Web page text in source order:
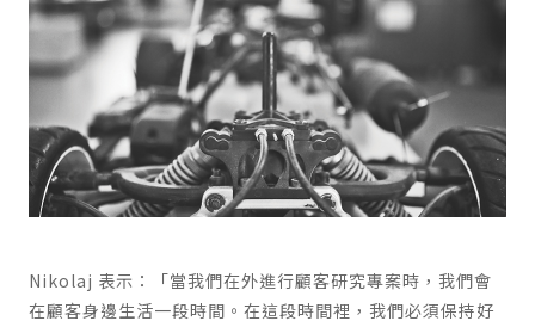
Nikolaj 表示：「當我們在外進行顧客研究專案時，我們會
在顧客身邊生活一段時間。在這段時間裡，我們必須保持好